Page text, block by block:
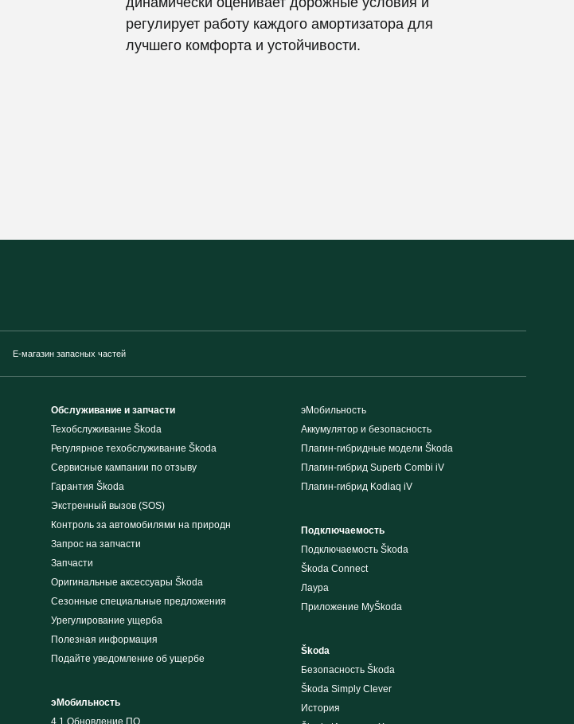
регулирует работу каждого амортизатора для
лучшего комфорта и устойчивости.
E-магазин запасных частей
Обслуживание и запчасти
Техобслуживание Škoda
Регулярное техобслуживание Škoda
Сервисные кампании по отзыву
Гарантия Škoda
Экстренный вызов (SOS)
Контроль за автомобилями на природн
Запрос на запчасти
Запчасти
Оригинальные аксессуары Škoda
Сезонные специальные предложения
Урегулирование ущерба
Полезная информация
Подайте уведомление об ущербе
эМобильность
4.1 Обновление ПО
эМобильность
Аккумулятор и безопасность
Плагин-гибридные модели Škoda
Плагин-гибрид Superb Combi iV
Плагин-гибрид Kodiaq iV
Подключаемость
Подключаемость Škoda
Škoda Connect
Лаура
Приложение MyŠkoda
Škoda
Безопасность Škoda
Škoda Simply Clever
История